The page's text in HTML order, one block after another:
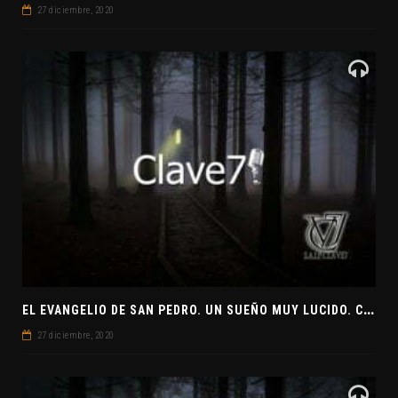
27 diciembre, 2020
E
L EVANGELIO DE SAN PEDRO. UN SUEÑO MUY LUCIDO. CLAVE7 NEWS ¿PREPARADOS PARA UNA VISITA EXTRATERRESTRE?
27 diciembre, 2020